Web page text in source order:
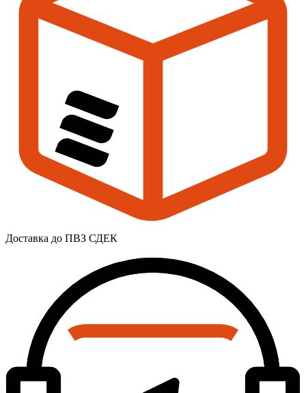
Доставка до ПВЗ СДЕК